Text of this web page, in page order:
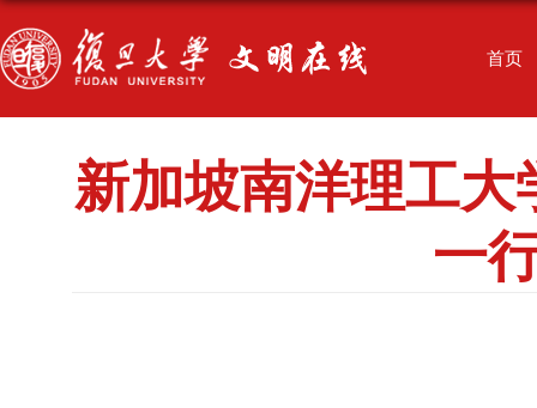
首页
新加坡南洋理工
一